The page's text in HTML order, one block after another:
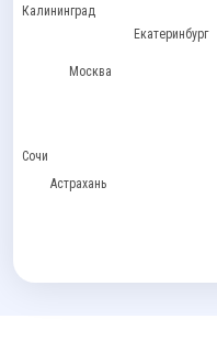
Калининград
Сочи
Астрахань
Москва
Екатеринбург